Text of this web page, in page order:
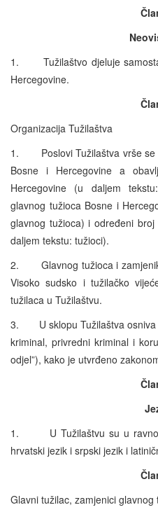
1. Tužilaštvo djeluje
Hercegovine.
Organizacija Tužilaštva
1. Poslovi Tužilaštva vrše se
Bosne i Hercegovine a
Hercegovine (u daljem
glavnog tužioca Bosne i
glavnog tužioca) i određeni
daljem tekstu: tužioci).
2. Glavnog tužioca i
Visoko sudsko i tužilačko
tužilaca u Tužilaštvu.
3. U sklopu Tužilaštva osniva
kriminal, privredni kriminal i
odjel”), kako je utvrđeno
1. U Tužilaštvu su u
hrvatski jezik i srpski jezik i
Glavni tužilac, zamjenici glavnog